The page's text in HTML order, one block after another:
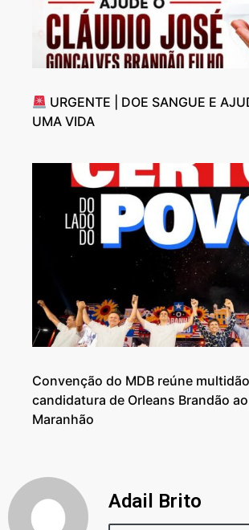
URGENTE | DOE SANGUE E
UMA VIDA
Convenção do MDB reúne
candidatura de Orleans Brandão
Maranhão
Adail Brito